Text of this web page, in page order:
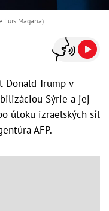
Luis Magana)
Donald Trump v
Sýrie a jej
útoku izraelských síl
AFP.